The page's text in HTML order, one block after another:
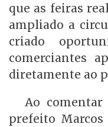
que as feiras
ampliado a
criado
comerciantes
diretamente ao
Ao
prefeito